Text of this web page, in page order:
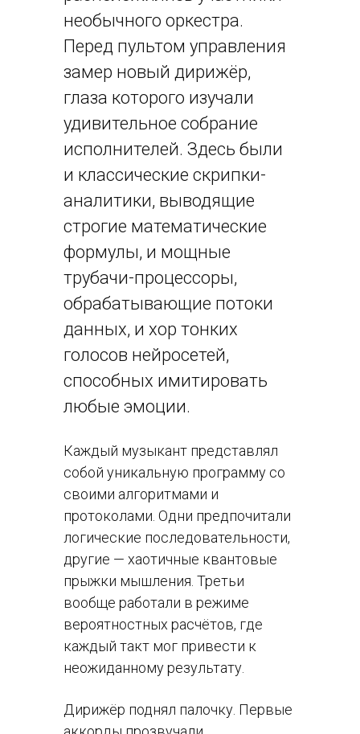
необычного оркестра.
Перед пультом управления
замер новый дирижёр,
глаза которого изучали
удивительное собрание
исполнителей. Здесь были
и классические скрипки-
аналитики, выводящие
строгие математические
формулы, и мощные
трубачи-процессоры,
обрабатывающие потоки
данных, и хор тонких
голосов нейросетей,
способных имитировать
любые эмоции.
Каждый музыкант представлял
собой уникальную программу со
своими алгоритмами и
протоколами. Одни предпочитали
логические последовательности,
другие — хаотичные квантовые
прыжки мышления. Третьи
вообще работали в режиме
вероятностных расчётов, где
каждый такт мог привести к
неожиданному результату.
Дирижёр поднял палочку. Первые